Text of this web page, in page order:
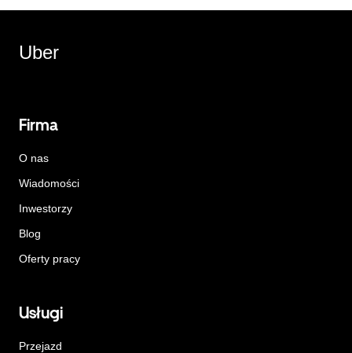
Uber
Firma
O nas
Wiadomości
Inwestorzy
Blog
Oferty pracy
Usługi
Przejazd